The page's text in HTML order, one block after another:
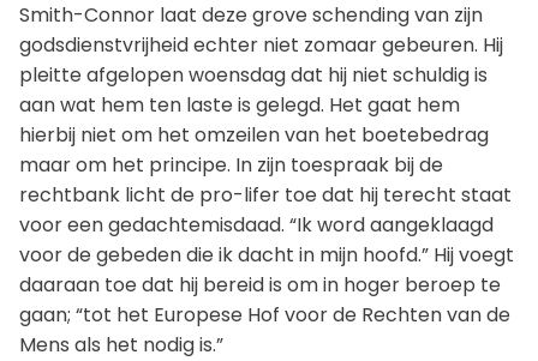
Smith-Connor laat deze grove schending van zijn
godsdienstvrijheid echter niet zomaar gebeuren. Hij
pleitte afgelopen woensdag dat hij niet schuldig is
aan wat hem ten laste is gelegd. Het gaat hem
hierbij niet om het omzeilen van het boetebedrag
maar om het principe. In zijn toespraak bij de
rechtbank licht de pro-lifer toe dat hij terecht staat
voor een gedachtemisdaad. “Ik word aangeklaagd
voor de gebeden die ik dacht in mijn hoofd.” Hij voegt
daaraan toe dat hij bereid is om in hoger beroep te
gaan; “tot het Europese Hof voor de Rechten van de
Mens als het nodig is.”